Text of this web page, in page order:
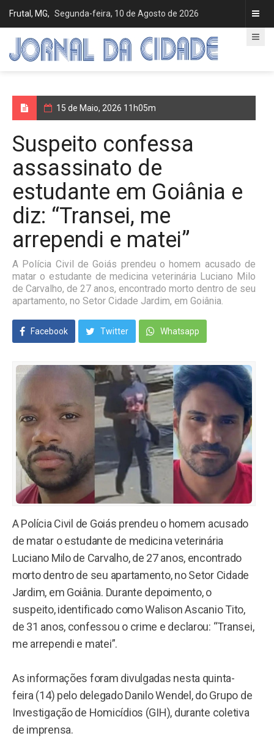
Frutal, MG, Segunda-feira, 10 de Agosto de 2026
15 de Maio, 2026 11h05m
Suspeito confessa
assassinato de
estudante em Goiânia e
diz: “Transei, me
arrependi e matei”
A Polícia Civil de Goiás prendeu o homem acusado de
matar o estudante de medicina veterinária Luciano Milo
de Carvalho, de 27 anos, encontrado morto dentro de seu
apartamento, no Setor Cidade Jardim, em Goiânia.
Facebook Twitter Whatsapp
A Polícia Civil de Goiás prendeu o homem acusado
de matar o estudante de medicina veterinária
Luciano Milo de Carvalho, de 27 anos, encontrado
morto dentro de seu apartamento, no Setor Cidade
Jardim, em Goiânia. Durante depoimento, o
suspeito, identificado como Walison Ascanio Tito,
de 31 anos, confessou o crime e declarou: “Transei,
me arrependi e matei”.
As informações foram divulgadas nesta quinta-
feira (14) pelo delegado Danilo Wendel, do Grupo de
Investigação de Homicídios (GIH), durante coletiva
de imprensa.